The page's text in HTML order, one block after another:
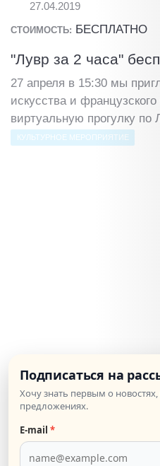
27.04.2019
СТОИМОСТЬ: БЕСПЛАТНО
"Лувр за 2 часа"
27 апреля в 15:30 мы
искусства и
виртуальную прогулку по
КУЛЬТУРНОЕ МЕРОПРИЯТИЕ
04.04.2019
Бесплатная
Подписаться на
Хочу знать первым о
предложениях.
E‑mail *